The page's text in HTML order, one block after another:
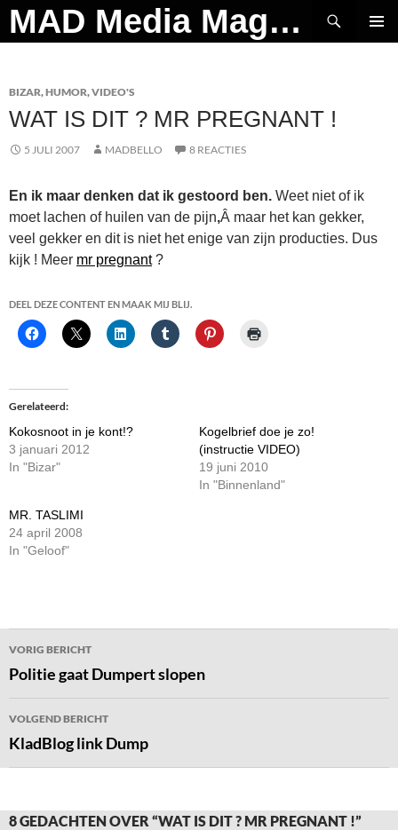
Ga
naar
MAD Media Magazine
Zoeken
BIZAR,HUMOR,VIDEO'S
WAT IS DIT ? MR PREGNANT !
5 JULI 2007 MADBELLO 8 REACTIES
En ik maar denken dat ik gestoord ben. Weet niet of ik
moet lachen of huilen van de pijn,Â maar het kan gekker,
veel gekker en dit is niet het enige van zijn producties. Dus
kijk ! Meer mr pregnant?
DEEL DEZE CONTENT EN MAAK MIJ BLIJ.
Gerelateerd
Kokosnoot in je kont!?
3 januari 2012
In "Bizar"
Kogelbrief doe je zo!
(instructie VIDEO)
19 juni 2010
In "Binnenland"
MR. TASLIMI
24 april 2008
In "Geloof"
Bericht
navigatie
VORIG BERICHT
Politie gaat Dumpert slopen
VOLGEND BERICHT
KladBlog link Dump
8 GEDACHTEN OVER “WAT IS DIT ? MR PREGNANT !”